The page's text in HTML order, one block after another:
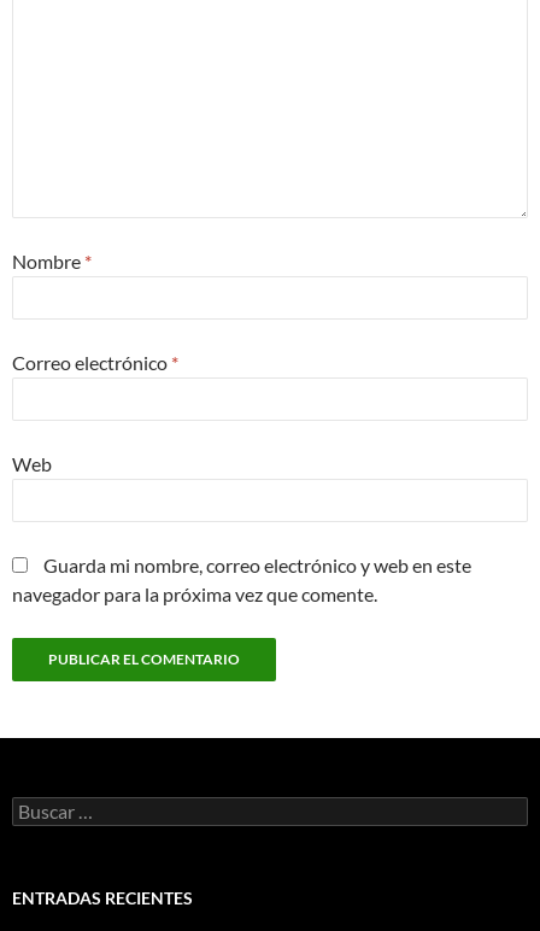
Nombre *
Correo electrónico *
Web
Guarda mi nombre, correo electrónico y web en este
navegador para la próxima vez que comente.
Buscar:
ENTRADAS RECIENTES